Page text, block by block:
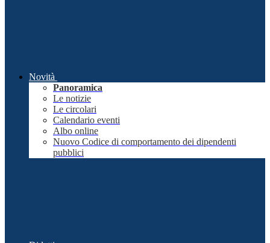
Novità
Panoramica
Le notizie
Le circolari
Calendario eventi
Albo online
Nuovo Codice di comportamento dei dipendenti
pubblici